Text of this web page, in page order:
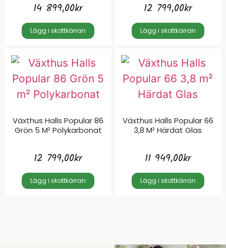
14 899,00kr
Lägg i skottkärran
12 799,00kr
Lägg i skottkärran
Växthus Halls Popular 86
Grön 5 M² Polykarbonat
12 799,00kr
Lägg i skottkärran
Växthus Halls Popular 66
3,8 M² Härdat Glas
11 949,00kr
Lägg i skottkärran